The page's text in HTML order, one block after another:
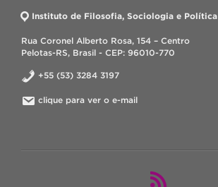
Instituto de Filosofia, Sociologia e Política
Rua Coronel Alberto Rosa, 154 – Centro
Pelotas-RS, Brasil - CEP: 96010-770
+55 (53) 3284 3197
clique para ver o e-mail